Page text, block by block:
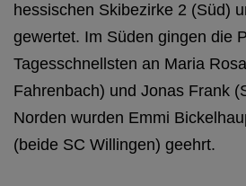
hessischen Skibezirke 2 (Süd)
gewertet. Im Süden gingen die
Tagesschnellsten an Maria
Fahrenbach) und Jonas Frank
Norden wurden Emmi
(beide SC Willingen) geehrt.